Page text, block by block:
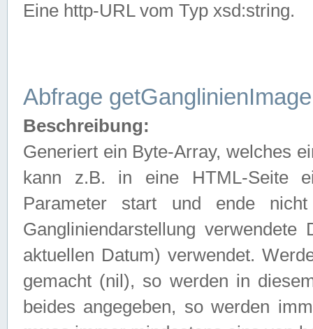
Eine http-URL vom Typ xsd:string.
Abfrage getGanglinienImage
Beschreibung:
Generiert ein Byte-Array, welches
kann z.B. in eine HTML-Seite
Parameter start und ende
Gangliniendarstellung
aktuellen Datum) verwendet.
gemacht (nil), so werden in
beides angegeben, so werden